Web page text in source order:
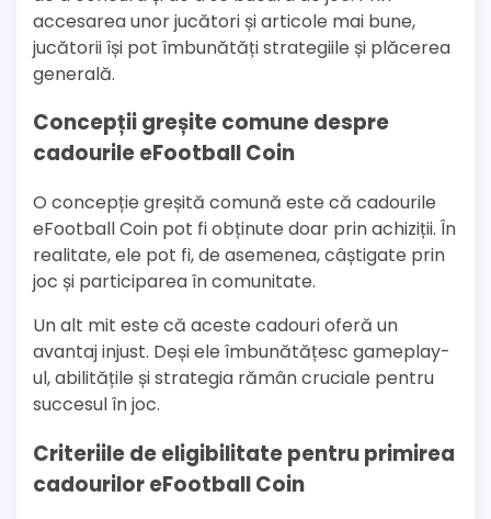
accesarea unor jucători și articole mai bune,
jucătorii își pot îmbunătăți strategiile și plăcerea
generală.
Concepții greșite comune despre
cadourile eFootball Coin
O concepție greșită comună este că cadourile
eFootball Coin pot fi obținute doar prin achiziții. În
realitate, ele pot fi, de asemenea, câștigate prin
joc și participarea în comunitate.
Un alt mit este că aceste cadouri oferă un
avantaj injust. Deși ele îmbunătățesc gameplay-
ul, abilitățile și strategia rămân cruciale pentru
succesul în joc.
Criteriile de eligibilitate pentru primirea
cadourilor eFootball Coin